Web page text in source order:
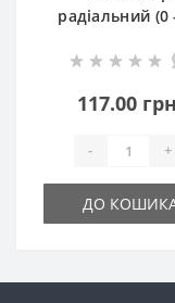
радіальний (0
117.00
- +
ДО